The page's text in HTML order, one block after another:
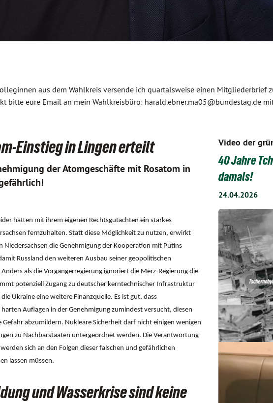
aus dem Wahlkreis versende ich quartalsweise einen Mitgliederbrief
bitte eure Email an mein Wahlkreisbüro: harald.ebner.ma05@bundestag.de
Einstieg in Lingen erteilt
der Atomgeschäfte mit Rosatom in
hatten mit ihrem eigenen Rechtsgutachten ein starkes
fernzuhalten. Statt diese Möglichkeit zu nutzen, erwirkt
die Genehmigung der Kooperation mit Putins
Russland den weiteren Ausbau seiner geopolitischen
als die Vorgängerregierung ignoriert die Merz-Regierung die
potenziell Zugang zu deutscher kerntechnischer Infrastruktur
Ukraine eine weitere Finanzquelle. Es ist gut, dass
Auflagen in der Genehmigung zumindest versucht, diesen
abzumildern. Nukleare Sicherheit darf nicht einigen wenigen
zu Nachbarstaaten untergeordnet werden. Die Verantwortung
sich an den Folgen dieser falschen und gefährlichen
lassen müssen.
und Wasserkrise sind keine
Video der
40 Jahre
damals!
24.04.2026